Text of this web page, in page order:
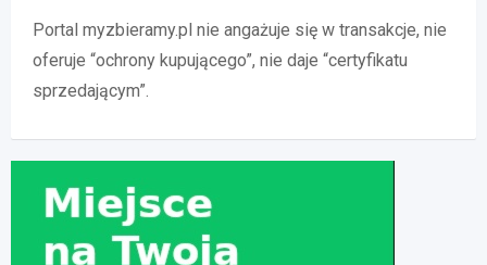
Portal myzbieramy.pl nie angażuje się w transakcje, nie
oferuje “ochrony kupującego”, nie daje “certyfikatu
sprzedającym”.